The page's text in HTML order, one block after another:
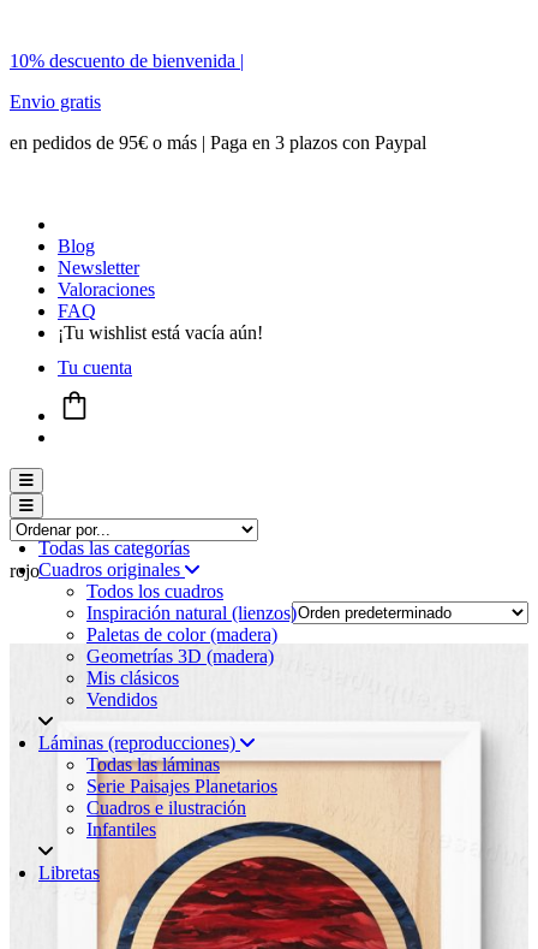
10% descuento de bienvenida |
Envio gratis
en pedidos de 95€ o más | Paga en 3 plazos con Paypal
Blog
Newsletter
Valoraciones
FAQ
¡Tu wishlist está vacía aún!
Tu cuenta
Menú conmutador hamburguesa
Todas las categorías
Cuadros originales
Todos los cuadros
Inspiración natural (lienzos)
Paletas de color (madera)
Geometrías 3D (madera)
Mis clásicos
Vendidos
Láminas (reproducciones)
Todas las láminas
Serie Paisajes Planetarios
Cuadros e ilustración
Infantiles
Libretas
Menú conmutador hamburguesa
rojo